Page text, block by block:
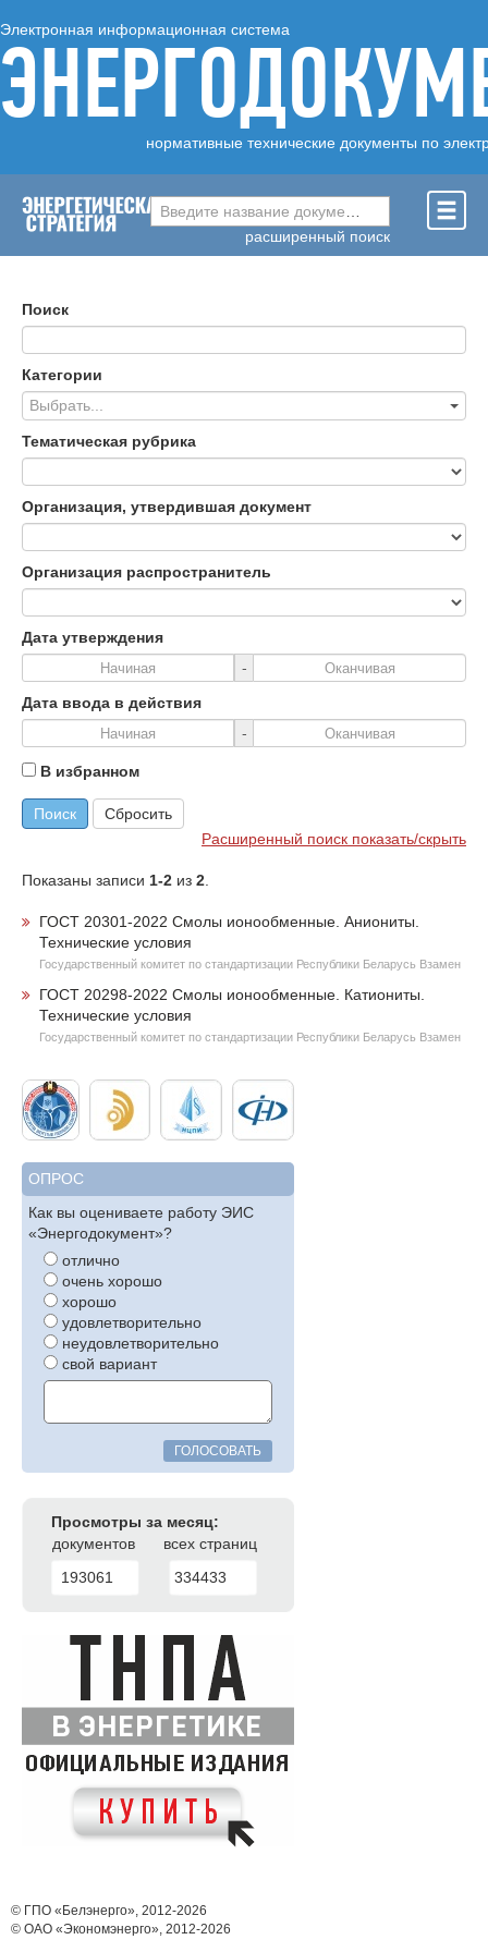
Электронная информационная система
нормативные технические документы по
Введите название документа ...
расширенный поиск
Поиск
Категории
Выбрать...
Тематическая рубрика
Организация, утвердившая документ
Организация распространитель
Дата утверждения
-
Дата ввода в действия
-
В избранном
Поиск Сбросить
Расширенный поиск показать/скрыть
Показаны записи 1-2 из 2.
ГОСТ 20301-2022 Смолы ионообменные. Аниониты.
Технические условия
Государственный комитет по стандартизации Республики Беларусь Взамен
ГОСТ 20298-2022 Смолы ионообменные. Катиониты.
Технические условия
Государственный комитет по стандартизации Республики Беларусь Взамен
ОПРОС
Как вы оцениваете работу ЭИС
«Энергодокумент»?
отлично
очень хорошо
хорошо
удовлетворительно
неудовлетворительно
свой вариант
ГОЛОСОВАТЬ
Просмотры за месяц:
документов
всех страниц
193061
334433
© ГПО «Белэнерго», 2012-2026
© ОАО «Экономэнерго», 2012-2026